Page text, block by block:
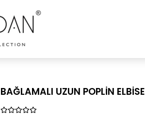
BAĞLAMALI UZUN POPLİN ELBİSE